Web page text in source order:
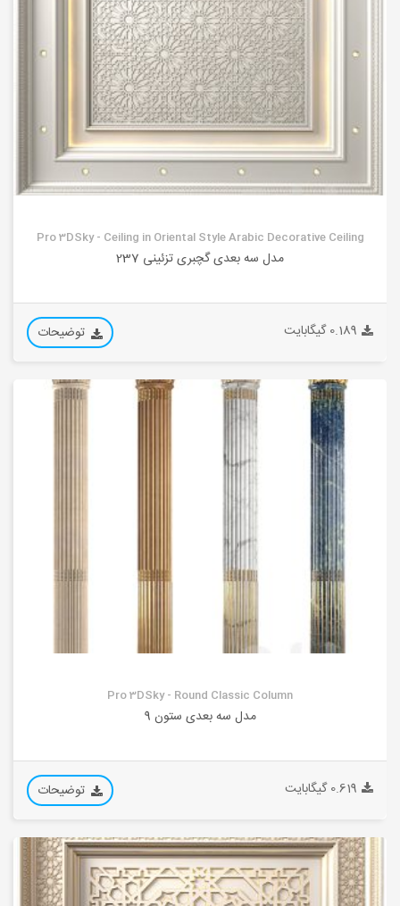
Pro 3DSky - Ceiling in Oriental Style Arabic Decorative Ceiling
مدل سه بعدی گچبری تزئینی 237
0.189 گیگابایت توضیحات
Pro 3DSky - Round Classic Column
مدل سه بعدی ستون 9
0.619 گیگابایت توضیحات